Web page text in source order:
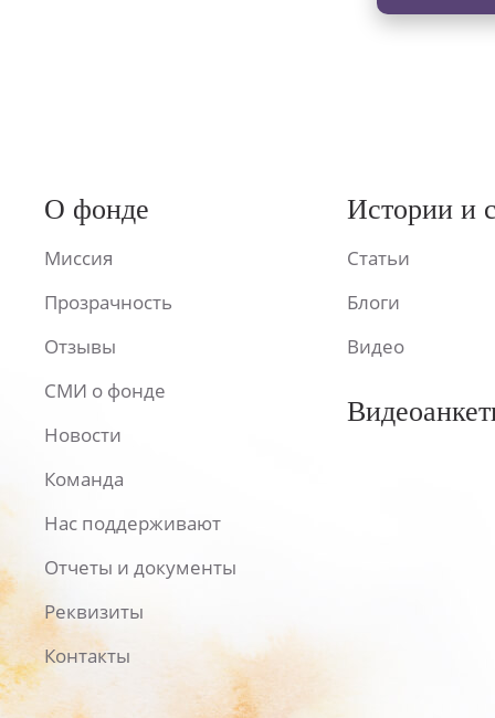
О фонде
Миссия
Прозрачность
Отзывы
СМИ о фонде
Новости
Команда
Нас поддерживают
Отчеты и документы
Реквизиты
Контакты
Истории и
Статьи
Блоги
Видео